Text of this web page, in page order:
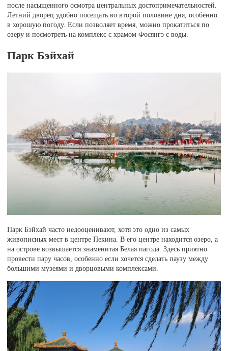
после насыщенного осмотра центральных достопримечательностей.
Летний дворец удобно посещать во второй половине дня, особенно
в хорошую погоду. Если позволяет время, можно прокатиться по
озеру и посмотреть на комплекс с храмом Фосянгэ с воды.
Парк Бэйхай
Парк Бэйхай часто недооценивают, хотя это одно из самых
живописных мест в центре Пекина. В его центре находится озеро, а
на острове возвышается знаменитая Белая пагода. Здесь приятно
провести пару часов, особенно если хочется сделать паузу между
большими музеями и дворцовыми комплексами.